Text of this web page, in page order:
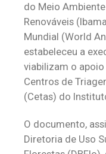
do Meio
Renováveis
Mundial (World
estabeleceu a
viabilizam o
Centros de
(Cetas) do
O documento,
Diretoria de Uso